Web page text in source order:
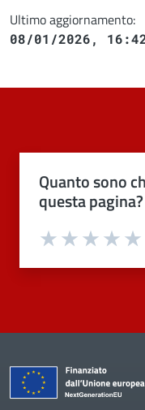
Ultimo aggiornamento:
08/01/2026,
Quanto sono
questa pagina?
Valuta
Valuta 2
Valuta 1 stelle